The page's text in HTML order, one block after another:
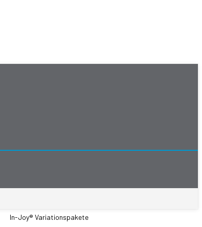
In-Joy® Variationspakete